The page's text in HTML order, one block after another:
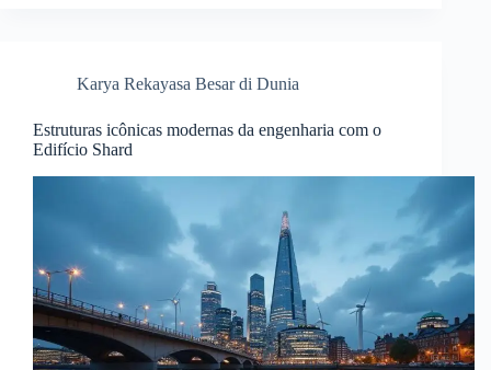
Karya Rekayasa Besar di Dunia
Estruturas icônicas modernas da engenharia com o
Edifício Shard